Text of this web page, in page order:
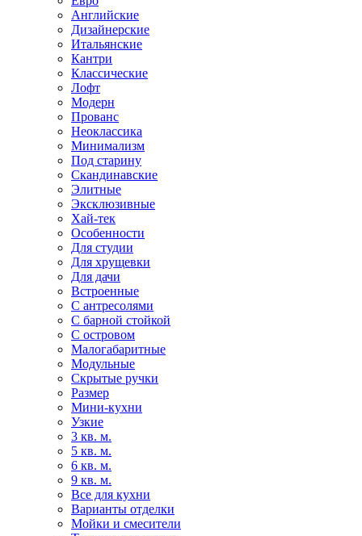
Английские
Дизайнерские
Итальянские
Кантри
Классические
Лофт
Модерн
Прованс
Неоклассика
Минимализм
Под старину
Скандинавские
Элитные
Эксклюзивные
Хай-тек
Особенности
Для студии
Для хрущевки
Для дачи
Встроенные
С антресолями
С барной стойкой
С островом
Малогабаритные
Модульные
Скрытые ручки
Размер
Мини-кухни
Узкие
3 кв. м.
5 кв. м.
6 кв. м.
9 кв. м.
Все для кухни
Варианты отделки
Мойки и смесители